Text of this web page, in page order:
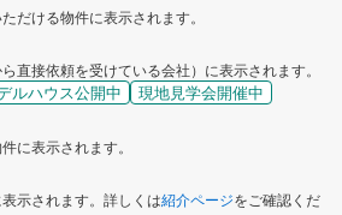
だける物件に表示されます。
直接依頼を受けている会社）に表示されます。
ルハウス公開中
現地見学会開催中
に表示されます。
示されます。詳しくは紹介ページをご確認くだ